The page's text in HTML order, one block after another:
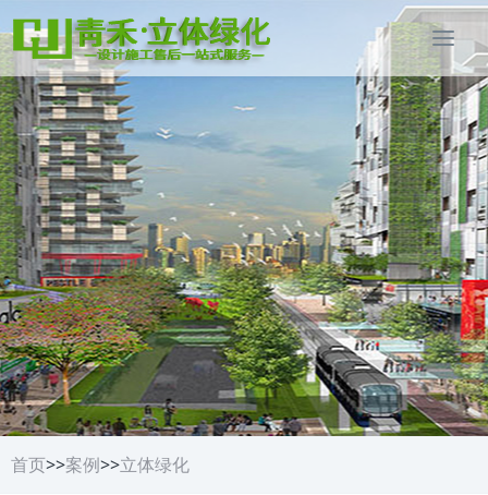
首页>>案例>>立体绿化